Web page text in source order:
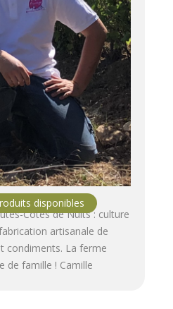
Côtes de Nuits : culture
artisanale de
condiments. La ferme
de famille ! Camille